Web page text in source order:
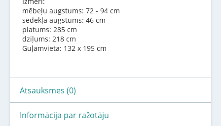
mēbeļu augstums: 72 - 94 cm
sēdekļa augstums: 46 cm
platums: 285 cm
dziļums: 218 cm
Guļamvieta: 132 x 195 cm
Atsauksmes (0)
Informācija par ražotāju